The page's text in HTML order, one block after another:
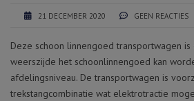
21 DECEMBER 2020 GEEN REACTIES
Deze schoon linnengoed transportwagen
weerszijde het schoonlinnengoed kan
afdelingsniveau. De transportwagen is
trekstangcombinatie wat elektrotractie